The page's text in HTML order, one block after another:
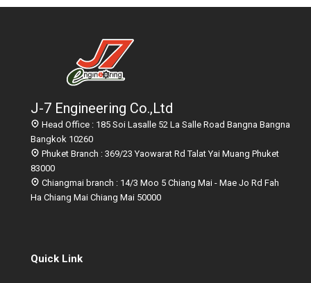
J-7 Engineering Co.,Ltd
Head Office : 185 Soi Lasalle 52 La Salle Road Bangna Bangna
Bangkok 10260
Phuket Branch : 369/23 Yaowarat Rd Talat Yai Muang Phuket
83000
Chiangmai branch : 14/3 Moo 5 Chiang Mai - Mae Jo Rd Fah
Ha Chiang Mai Chiang Mai 50000
Quick Link